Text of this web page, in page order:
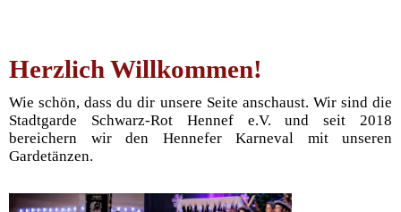
Herzlich Willkommen!
Wie schön, dass du dir unsere Seite anschaust. Wir sind die
Stadtgarde Schwarz-Rot Hennef e.V. und seit 2018
bereichern wir den Hennefer Karneval mit unseren
Gardetänzen.